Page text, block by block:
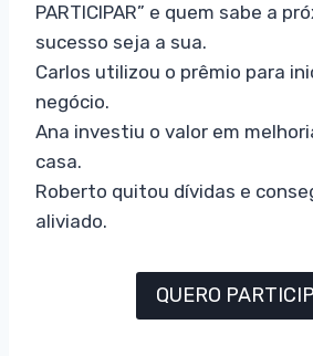
PARTICIPAR” e quem sabe a
sucesso seja a sua.
Carlos utilizou o prêmio para
negócio.
Ana investiu o valor em
casa.
Roberto quitou dívidas e
aliviado.
QUERO